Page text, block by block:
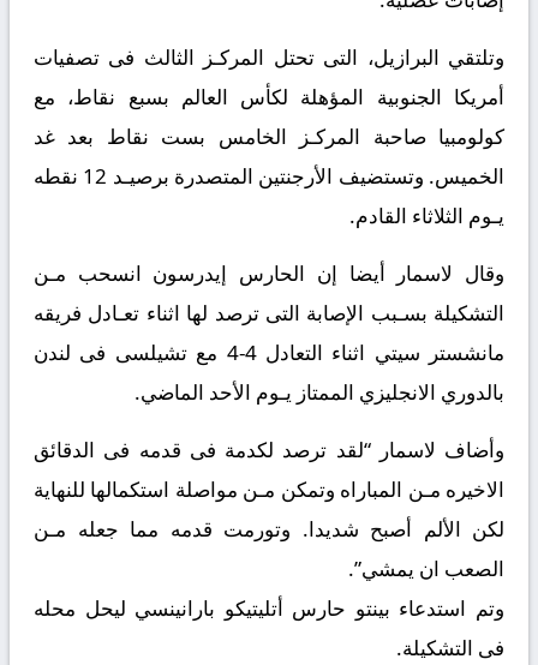
وتلتقي البرازيل، التى تحتل المركـز الثالث فى تصفيات
أمريكا الجنوبية المؤهلة لكأس العالم بسبع نقاط، مع
كولومبيا صاحبة المركـز الخامس بست نقاط بعد غد
الخميس. وتستضيف الأرجنتين المتصدرة برصيـد 12 نقطه
يـوم الثلاثاء القادم.
وقال لاسمار أيضا إن الحارس إيدرسون انسحب مـن
التشكيلة بسـبب الإصابة التى ترصد لها اثناء تعـادل فريقه
مانشستر سيتي اثناء التعادل 4-4 مع تشيلسى فى لندن
بالدوري الانجليزي الممتاز يـوم الأحد الماضي.
وأضاف لاسمار “لقد ترصد لكدمة فى قدمه فى الدقائق
الاخيره مـن المباراه وتمكن مـن مواصلة استكمالها للنهاية
لكن الألم أصبح شديدا. وتورمت قدمه مما جعله مـن
الصعب ان يمشي”.
وتم استدعاء بينتو حارس أتليتيكو بارانينسي ليحل محله
فى التشكيلة.